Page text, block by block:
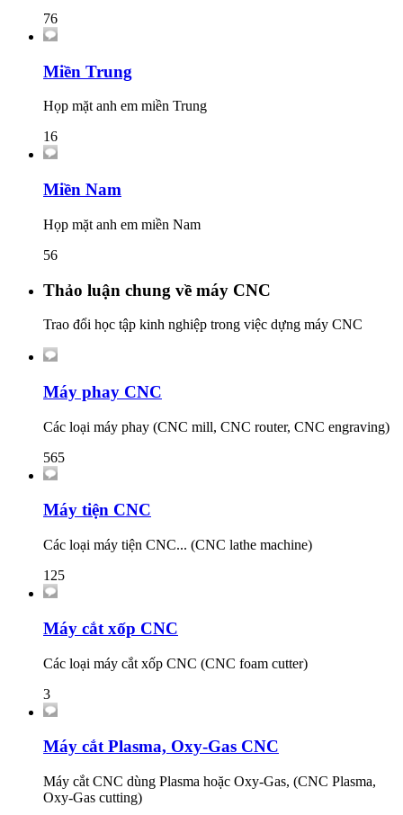
76
Miền Trung
Họp mặt anh em miền Trung
16
Miền Nam
Họp mặt anh em miền Nam
56
Thảo luận chung về máy CNC
Trao đổi học tập kinh nghiệp trong việc dựng máy CNC
Máy phay CNC
Các loại máy phay (CNC mill, CNC router, CNC engraving)
565
Máy tiện CNC
Các loại máy tiện CNC... (CNC lathe machine)
125
Máy cắt xốp CNC
Các loại máy cắt xốp CNC (CNC foam cutter)
3
Máy cắt Plasma, Oxy-Gas CNC
Máy cắt CNC dùng Plasma hoặc Oxy-Gas, (CNC Plasma,
Oxy-Gas cutting)